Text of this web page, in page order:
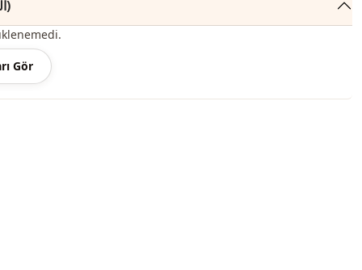
احتل طرازنا المعطف ذو القلنسوة ، والذي يُحكم على الخصر ،
يمكنك شرائه بسهولة وبأسعار معقولة واستخدامه في الهواء الطلق
التعليقات (54)
Gör